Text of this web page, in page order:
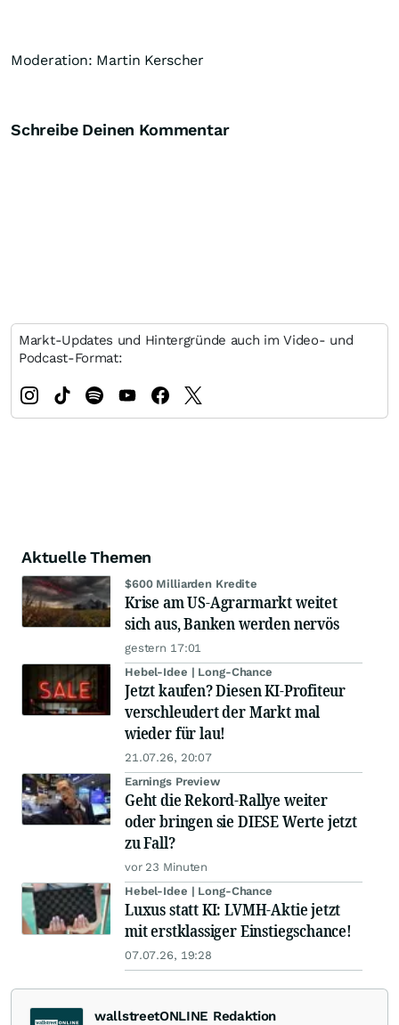
Moderation: Martin Kerscher
Schreibe Deinen Kommentar
Markt-Updates und Hintergründe auch im Video- und
Podcast-Format:
Aktuelle Themen
$600 Milliarden Kredite
Krise am US-Agrarmarkt weitet
sich aus, Banken werden nervös
gestern 17:01
Hebel-Idee | Long-Chance
Jetzt kaufen? Diesen KI-Profiteur
verschleudert der Markt mal
wieder für lau!
21.07.26, 20:07
Earnings Preview
Geht die Rekord-Rallye weiter
oder bringen sie DIESE Werte jetzt
zu Fall?
vor 23 Minuten
Hebel-Idee | Long-Chance
Luxus statt KI: LVMH-Aktie jetzt
mit erstklassiger Einstiegschance!
07.07.26, 19:28
wallstreetONLINE Redaktion